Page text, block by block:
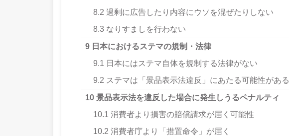
8.2 過剰に広告したり内容にウソを混ぜたりしない
8.3 なりすましを行わない
9 日本におけるステマの規制・法律
9.1 日本にはステマ自体を規制する法律がない
9.2 ステマは「景品表示法違反」にあたる可能性がある
10 景品表示法を違反した場合に発生しうるペナルティ
10.1 消費者より損害の賠償請求が届く可能性
10.2 消費者庁より「措置命令」が届く